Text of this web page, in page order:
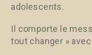
adolescents.
Il comporte le
tout changer »